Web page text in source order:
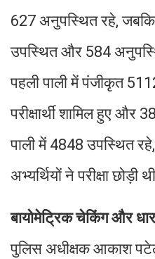
627 अनुपस्थित रहे, जबकि
उपस्थित और 584
पहली पाली में पंजीकृत
परीक्षार्थी शामिल हुए
पाली में 4848 उपस्थित
अभ्यर्थियों ने परीक्षा छोड़ी
बायोमेट्रिक चेकिंग और
पुलिस अधीक्षक आकाश पटेल